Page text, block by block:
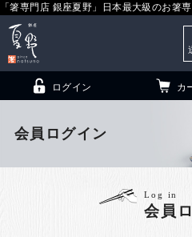
「箸専門店 銀座夏野」日本最大級のお箸
（贈答用・自宅用）
ログイン カ
会員ログイン
Log in
会員